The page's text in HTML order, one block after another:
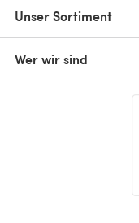
Unser Sortiment
Wer wir sind